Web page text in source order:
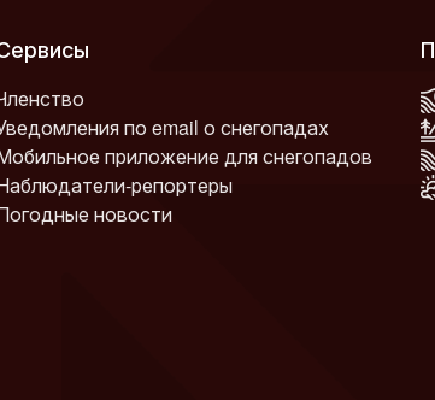
Сервисы
по email о снегопадах
приложение для снегопадов
репортеры
новости